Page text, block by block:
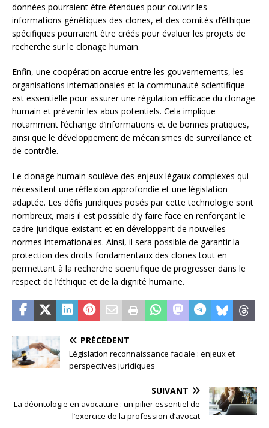
données pourraient être étendues pour couvrir les
informations génétiques des clones, et des comités d’éthique
spécifiques pourraient être créés pour évaluer les projets de
recherche sur le clonage humain.
Enfin, une coopération accrue entre les gouvernements, les
organisations internationales et la communauté scientifique
est essentielle pour assurer une régulation efficace du clonage
humain et prévenir les abus potentiels. Cela implique
notamment l’échange d’informations et de bonnes pratiques,
ainsi que le développement de mécanismes de surveillance et
de contrôle.
Le clonage humain soulève des enjeux légaux complexes qui
nécessitent une réflexion approfondie et une législation
adaptée. Les défis juridiques posés par cette technologie sont
nombreux, mais il est possible d’y faire face en renforçant le
cadre juridique existant et en développant de nouvelles
normes internationales. Ainsi, il sera possible de garantir la
protection des droits fondamentaux des clones tout en
permettant à la recherche scientifique de progresser dans le
respect de l’éthique et de la dignité humaine.
PRÉCÉDENT
Législation reconnaissance faciale : enjeux et
perspectives juridiques
SUIVANT
La déontologie en avocature : un pilier essentiel de
l’exercice de la profession d’avocat